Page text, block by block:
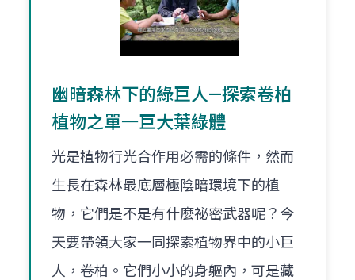
幽暗森林下的綠巨人—探索卷柏
植物之單一巨大葉綠體
光是植物行光合作用必需的條件，然而
生長在森林最底層極陰暗環境下的植
物，它們是不是有什麼祕密武器呢？今
天要帶領大家一同探索植物界中的小巨
人，卷柏。它們小小的身軀內，可是藏